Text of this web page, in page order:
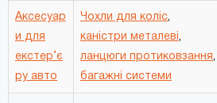
Аксесуар
и для
екстер’є
ру авто
Чохли для коліс,
каністри металеві,
ланцюги протиковзання,
багажні системи